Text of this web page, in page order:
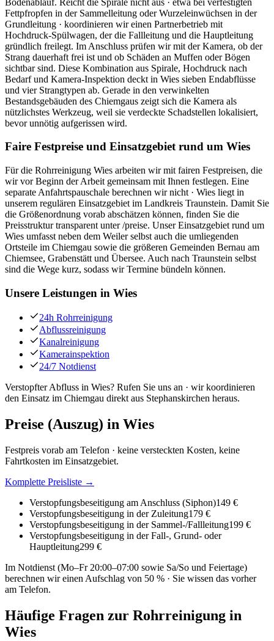
Fettpfropfen in der Sammelleitung oder Wurzeleinwüchsen in der
Grundleitung · koordinieren wir einen Partnerbetrieb mit
Hochdruck-Spülwagen, der die Fallleitung und die Hauptleitung
gründlich freilegt. Im Anschluss prüfen wir mit der Kamera, ob der
Strang dauerhaft frei ist und ob Schäden an Muffen oder Bögen
sichtbar sind. Diese Kombination aus Spirale, Hochdruck nach
Bedarf und Kamera-Inspektion deckt in Wies sieben Endabflüsse
und vier Strangtypen ab. Gerade in den verwinkelten
Bestandsgebäuden des Chiemgaus zeigt sich die Kamera als
nützlichstes Werkzeug, weil sie verdeckte Schadstellen lokalisiert,
bevor unnötig aufgerissen wird.
Faire Festpreise und Einsatzgebiet rund um Wies
Für die Rohrreinigung Wies arbeiten wir mit fairen Festpreisen, die
wir vor Beginn der Arbeit gemeinsam mit Ihnen festlegen. Eine
separate Anfahrtspauschale berechnen wir nicht · Wies liegt in
unserem regulären Einsatzgebiet im Landkreis Traunstein. Damit Sie
die Größenordnung vorab abschätzen können, finden Sie die
Preisstruktur transparent unter /preise. Unser Einsatzgebiet rund um
Wies umfasst neben dem Weiler selbst auch die umliegenden
Ortsteile im Chiemgau sowie die größeren Gemeinden Bernau am
Chiemsee, Grabenstätt und Übersee. Auch nach Traunstein selbst
sind die Wege kurz, sodass wir Termine bündeln können.
Unsere Leistungen in Wies
24h Rohrreinigung
Abflussreinigung
Kanalreinigung
Kamerainspektion
24/7 Notdienst
Verstopfter Abfluss in Wies? Rufen Sie uns an · wir koordinieren
den Einsatz im Chiemgau direkt aus Stephanskirchen heraus.
Preise (Auszug) in Wies
Festpreis vorab am Telefon · keine versteckten Kosten, keine
Fahrtkosten im Einsatzgebiet.
Komplette Preisliste →
Verstopfungsbeseitigung am Anschluss (Siphon)149 €
Verstopfungsbeseitigung in der Zuleitung179 €
Verstopfungsbeseitigung in der Sammel-/Fallleitung199 €
Verstopfungsbeseitigung in der Fall-, Grund- oder
Hauptleitung299 €
Im Notdienst (Mo–Fr 20:00–07:00 sowie Sa/So und Feiertage)
berechnen wir einen Aufschlag von 50 % · Sie wissen das vorher
am Telefon.
Häufige Fragen zur Rohrreinigung in
Wies